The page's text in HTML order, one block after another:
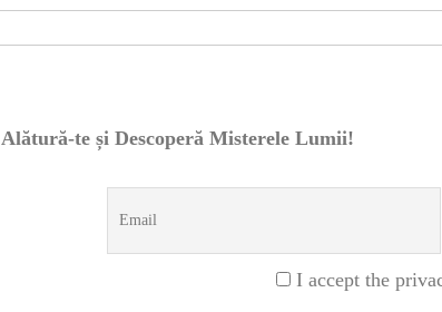
Alătură-te și Descoperă Misterele Lumii!
I accept the